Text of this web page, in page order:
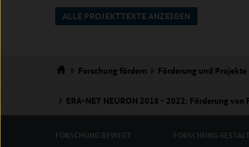
ALLE PROJEKTTEXTE ANZEIGEN
Forschung fördern Förderung und Projekte
ERA-NET NEURON 2018 - 2022: Förderung
FORSCHUNG BEWEGT FORSCHUNG